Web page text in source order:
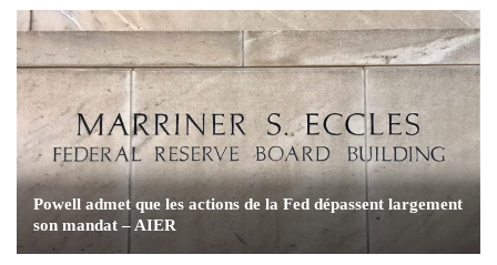
Powell admet que les actions de la Fed dépassent largement
son mandat – AIER